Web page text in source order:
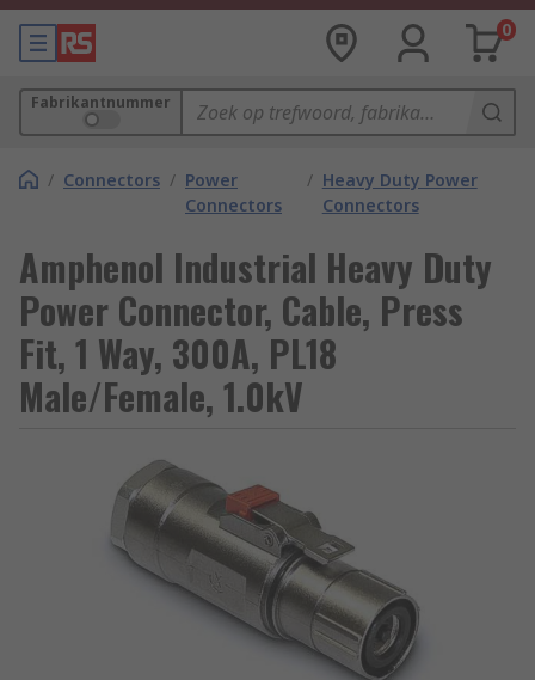
0
Fabrikantnummer
/ Connectors / Power
Connectors
/ Heavy Duty Power
Connectors
Amphenol Industrial Heavy Duty
Power Connector, Cable, Press
Fit, 1 Way, 300A, PL18
Male/Female, 1.0kV